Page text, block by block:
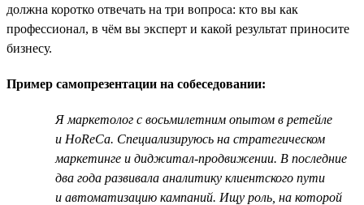
должна коротко отвечать на три вопроса: кто вы как
профессионал, в чём вы эксперт и какой результат приносите
бизнесу.
Пример самопрезентации на собеседовании:
Я маркетолог с восьмилетним опытом в ретейле
и HoReCa. Специализируюсь на стратегическом
маркетинге и диджитал-продвижении. В последние
два года развивала аналитику клиентского пути
и автоматизацию кампаний. Ищу роль, на которой